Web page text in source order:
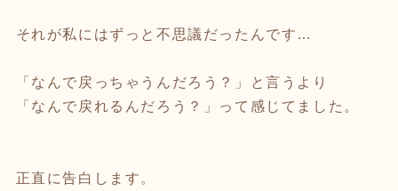
それが私にはずっと不思議だったんです…
「なんで戻っちゃうんだろう？」と言うより
「なんで戻れるんだろう？」って感じてました。
正直に告白します。